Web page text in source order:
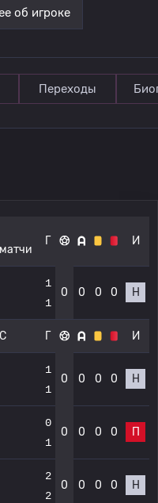
об игроке
Переходы
Г И
1
1
0 0 0 0 Н
Г И
1
1
0 0 0 0 Н
0
1
0 0 0 0 П
2
2
0 0 0 0 Н